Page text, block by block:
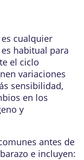
cualquier
habitual para
el ciclo
variaciones
sensibilidad,
en los
y
antes de
e incluyen: